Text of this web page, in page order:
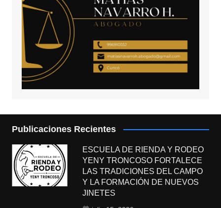
Publicaciones Recientes
ESCUELA DE RIENDA Y RODEO
YENY TRONCOSO FORTALECE
LAS TRADICIONES DEL CAMPO
Y LA FORMACIÓN DE NUEVOS
JINETES